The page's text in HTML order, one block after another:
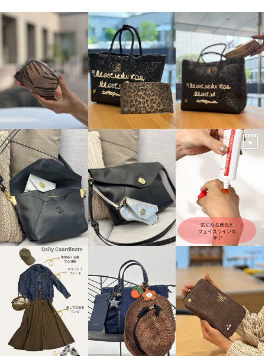
アクアスキュータム 防水・はっ
水・防風 全天候型 ポケッタブル
モッズコート
ブラウン Ｓ
Ｋｕｎｎｙ． イタリアンカラー
シャツ
オフホワイト
¥0